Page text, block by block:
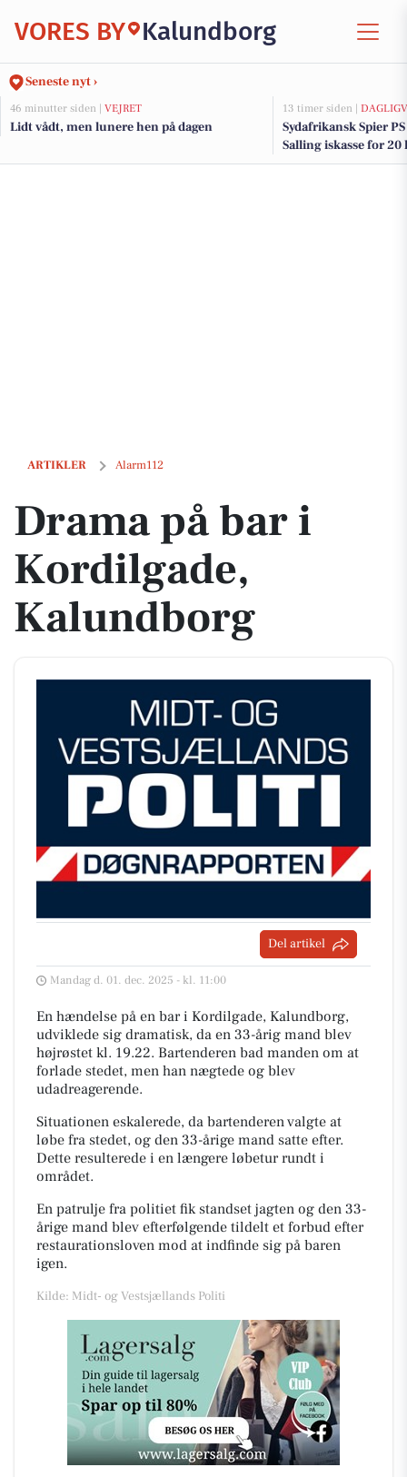
VORES BY Kalundborg
Seneste nyt ›
46 minutter siden | VEJRET
Lidt vådt, men lunere hen på dagen
13 timer siden |
Sydafrikansk Spier
Salling iskasse for
dagligvarebutikker
ARTIKLER Alarm112
Drama på bar i Kordilgade, Kalundborg
Drama på bar i
Kordilgade,
Kalundborg
Del artikel
Mandag d. 01. dec. 2025 - kl. 11:00
En hændelse på en bar i Kordilgade, Kalundborg,
udviklede sig dramatisk, da en 33-årig mand blev
højrøstet kl. 19.22. Bartenderen bad manden om at
forlade stedet, men han nægtede og blev
udadreagerende.
Situationen eskalerede, da bartenderen valgte at
løbe fra stedet, og den 33-årige mand satte efter.
Dette resulterede i en længere løbetur rundt i
området.
En patrulje fra politiet fik standset jagten og den 33-
årige mand blev efterfølgende tildelt et forbud efter
restaurationsloven mod at indfinde sig på baren
igen.
Kilde: Midt- og Vestsjællands Politi